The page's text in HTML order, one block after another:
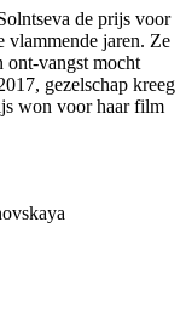
de prijs voor
vlammende jaren. Ze
ont-vangst mocht
gezelschap kreeg
won voor haar film